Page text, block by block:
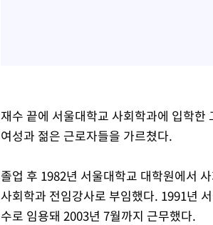
재수 끝에 서울대학교 사회학과에 입학
여성과 젊은 근로자들을 가르쳤다.
졸업 후 1982년 서울대학교 대학원에서
사회학과 전임강사로 부임했다. 1991년
수로 임용돼 2003년 7월까지 근무했다.